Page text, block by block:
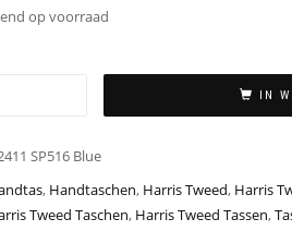
op voorraad
IN
SP516 Blue
, Handtaschen, Harris Tweed, Harris
Tweed Taschen, Harris Tweed Tassen,